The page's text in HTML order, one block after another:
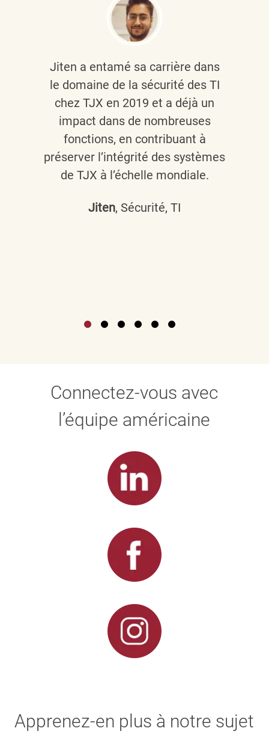
Jiten a entamé sa carrière dans
le domaine de la sécurité des TI
chez TJX en 2019 et a déjà un
impact dans de nombreuses
fonctions, en contribuant à
préserver l’intégrité des systèmes
de TJX à l’échelle mondiale.
Jiten, Sécurité, TI
Connectez-vous avec
l’équipe américaine
Apprenez-en plus à notre sujet